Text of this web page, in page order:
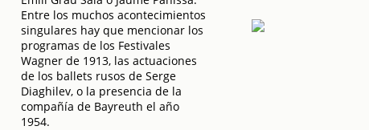
Entre los muchos acontecimientos
singulares hay que mencionar los
programas de los Festivales
Wagner de 1913, las actuaciones
de los ballets rusos de Serge
Diaghilev, o la presencia de la
compañía de Bayreuth el año
1954.